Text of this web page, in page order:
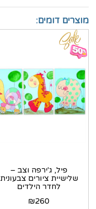
מוצרים דומים:
פיל, ג'ירפה וצב –
שלישיית ציורים צבעונית
לחדר הילדים
₪260